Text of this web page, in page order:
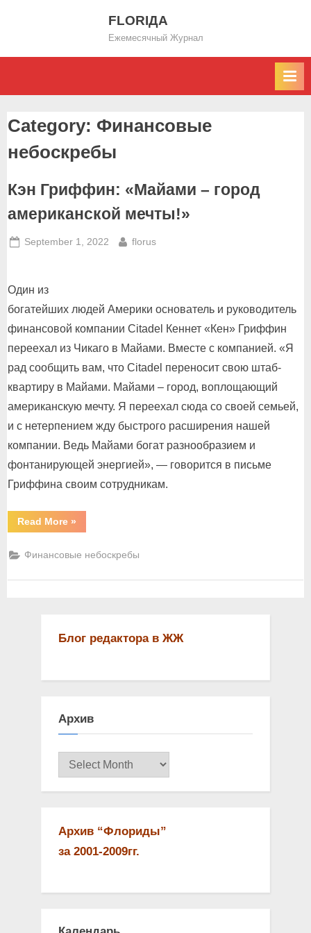
FLORIДА
Ежемесячный Журнал
Category: Финансовые
небоскребы
Кэн Гриффин: «Майами – город
американской мечты!»
Posted
September 1, 2022 By
florus
Один из
богатейших людей Америки основатель и руководитель
финансовoй компании Citadel Кеннет «Кен» Гриффин
переехал из Чикаго в Майами. Вместе с компанией. «Я
рад сообщить вам, что Citadel переносит свою штаб-
квартиру в Майами. Майами – город, воплощающий
американскую мечту. Я переехал сюда со своей семьей,
и с нетерпением жду быстрого расширения нашей
компании. Ведь Майами богат разнообразием и
фонтанирующей энергией», — говорится в письме
Гриффина своим сотрудникам.
Read More“Кэн
Гриффин:
город
мечты!»”
»
Финансовые небоскребы
Блог редактора в ЖЖ
Архив
Архив
Архив “Флориды”
за 2001-2009гг.